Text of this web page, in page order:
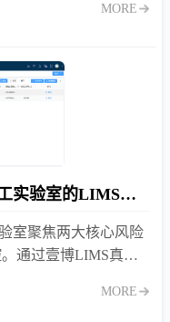
MORE
从风险预警到一次过审：某化工实验室的LIMS合规实战
室聚焦两大核心风险
通过壹博LIMS真实
MORE